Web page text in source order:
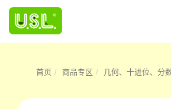
首页 商品专区 几何、十进位、分